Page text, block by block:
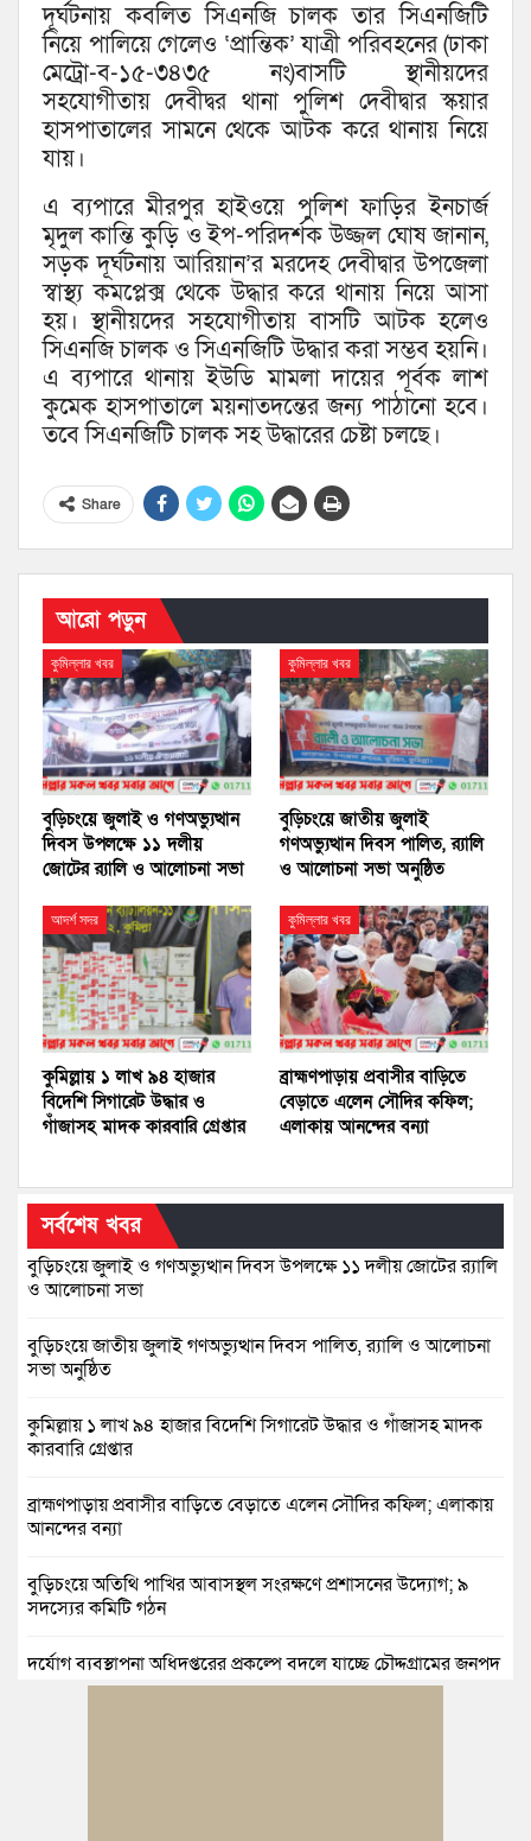
দূর্ঘটনায় কবলিত সিএনজি চালক তার সিএনজিটি
নিয়ে পালিয়ে গেলেও ‘প্রান্তিক’ যাত্রী পরিবহনের (ঢাকা
মেট্রো-ব-১৫-৩৪৩৫ নং)বাসটি স্থানীয়দের
সহযোগীতায় দেবীদ্বর থানা পুলিশ দেবীদ্বার স্কয়ার
হাসপাতালের সামনে থেকে আটক করে থানায় নিয়ে
যায়।
এ ব্যপারে মীরপুর হাইওয়ে পুলিশ ফাড়ির ইনচার্জ
মৃদুল কান্তি কুড়ি ও ইপ-পরিদর্শক উজ্জল ঘোষ জানান,
সড়ক দূর্ঘটনায় আরিয়ান’র মরদেহ দেবীদ্বার উপজেলা
স্বাস্থ্য কমপ্লেক্স থেকে উদ্ধার করে থানায় নিয়ে আসা
হয়। স্থানীয়দের সহযোগীতায় বাসটি আটক হলেও
সিএনজি চালক ও সিএনজিটি উদ্ধার করা সম্ভব হয়নি।
এ ব্যপারে থানায় ইউডি মামলা দায়ের পূর্বক লাশ
কুমেক হাসপাতালে ময়নাতদন্তের জন্য পাঠানো হবে।
তবে সিএনজিটি চালক সহ উদ্ধারের চেষ্টা চলছে।
Share
আরো পড়ুন
কুমিল্লার খবর
বুড়িচংয়ে জুলাই ও গণঅভ্যুত্থান
দিবস উপলক্ষে ১১ দলীয়
জোটের র‍্যালি ও আলোচনা সভা
কুমিল্লার খবর
বুড়িচংয়ে জাতীয় জুলাই
গণঅভ্যুত্থান দিবস পালিত, র‍্যালি
ও আলোচনা সভা অনুষ্ঠিত
আদর্শ সদর
কুমিল্লায় ১ লাখ ৯৪ হাজার
বিদেশি সিগারেট উদ্ধার ও
গাঁজাসহ মাদক কারবারি গ্রেপ্তার
কুমিল্লার খবর
ব্রাহ্মণপাড়ায় প্রবাসীর বাড়িতে
বেড়াতে এলেন সৌদির কফিল;
এলাকায় আনন্দের বন্যা
সর্বশেষ খবর
বুড়িচংয়ে জুলাই ও গণঅভ্যুত্থান দিবস উপলক্ষে ১১ দলীয় জোটের র‍্যালি
ও আলোচনা সভা
বুড়িচংয়ে জাতীয় জুলাই গণঅভ্যুত্থান দিবস পালিত, র‍্যালি ও আলোচনা
সভা অনুষ্ঠিত
কুমিল্লায় ১ লাখ ৯৪ হাজার বিদেশি সিগারেট উদ্ধার ও গাঁজাসহ মাদক
কারবারি গ্রেপ্তার
ব্রাহ্মণপাড়ায় প্রবাসীর বাড়িতে বেড়াতে এলেন সৌদির কফিল; এলাকায়
আনন্দের বন্যা
বুড়িচংয়ে অতিথি পাখির আবাসস্থল সংরক্ষণে প্রশাসনের উদ্যোগ; ৯
সদস্যের কমিটি গঠন
দুর্যোগ ব্যবস্থাপনা অধিদপ্তরের প্রকল্পে বদলে যাচ্ছে চৌদ্দগ্রামের জনপদ